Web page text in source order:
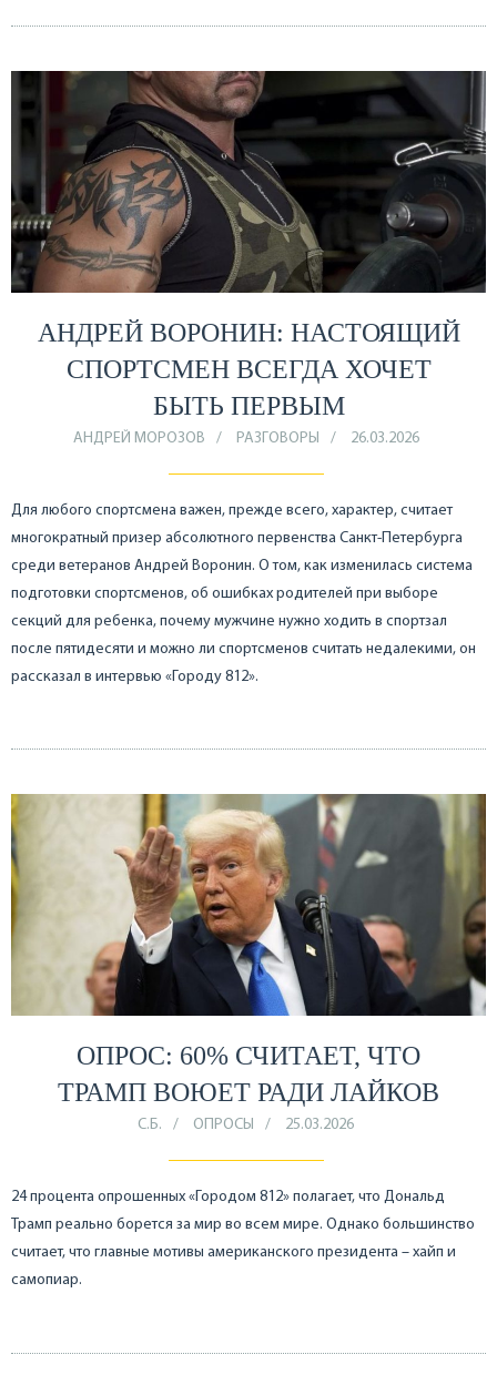
АНДРЕЙ ВОРОНИН: НАСТОЯЩИЙ
СПОРТСМЕН ВСЕГДА ХОЧЕТ
БЫТЬ ПЕРВЫМ
АНДРЕЙ МОРОЗОВ РАЗГОВОРЫ 26.03.2026
Для любого спортсмена важен, прежде всего, характер, считает
многократный призер абсолютного первенства Санкт-Петербурга
среди ветеранов Андрей Воронин. О том, как изменилась система
подготовки спортсменов, об ошибках родителей при выборе
секций для ребенка, почему мужчине нужно ходить в спортзал
после пятидесяти и можно ли спортсменов считать недалекими, он
рассказал в интервью «Городу 812».
ОПРОС: 60% СЧИТАЕТ, ЧТО
ТРАМП ВОЮЕТ РАДИ ЛАЙКОВ
С.Б. ОПРОСЫ 25.03.2026
24 процента опрошенных «Городом 812» полагает, что Дональд
Трамп реально борется за мир во всем мире. Однако большинство
считает, что главные мотивы американского президента – хайп и
самопиар.